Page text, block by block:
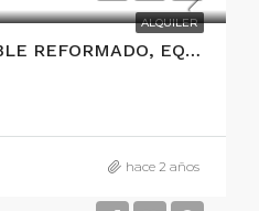
ALQUILER
FANTÁSTICO INMUEBLE REFORMADO, EQUIPADO Y AMUEBLADO EN EL EIXAMPLE
hace 2 años